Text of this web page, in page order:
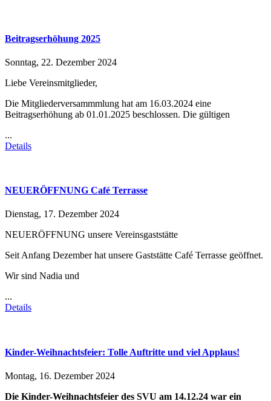
Beitragserhöhung 2025
Sonntag, 22. Dezember 2024
Liebe Vereinsmitglieder,
Die Mitgliederversammmlung hat am 16.03.2024 eine
Beitragserhöhung ab 01.01.2025 beschlossen. Die gültigen
...
Details
NEUERÖFFNUNG Café Terrasse
Dienstag, 17. Dezember 2024
NEUERÖFFNUNG unsere Vereinsgaststätte
Seit Anfang Dezember hat unsere Gaststätte Café Terrasse geöffnet.
Wir sind Nadia und
...
Details
Kinder-Weihnachtsfeier: Tolle Auftritte und viel Applaus!
Montag, 16. Dezember 2024
Die Kinder-Weihnachtsfeier des SVU am 14.12.24 war ein